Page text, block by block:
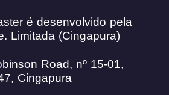
é desenvolvido pela
Limitada (Cingapura)
Road, nº 15-01,
Cingapura